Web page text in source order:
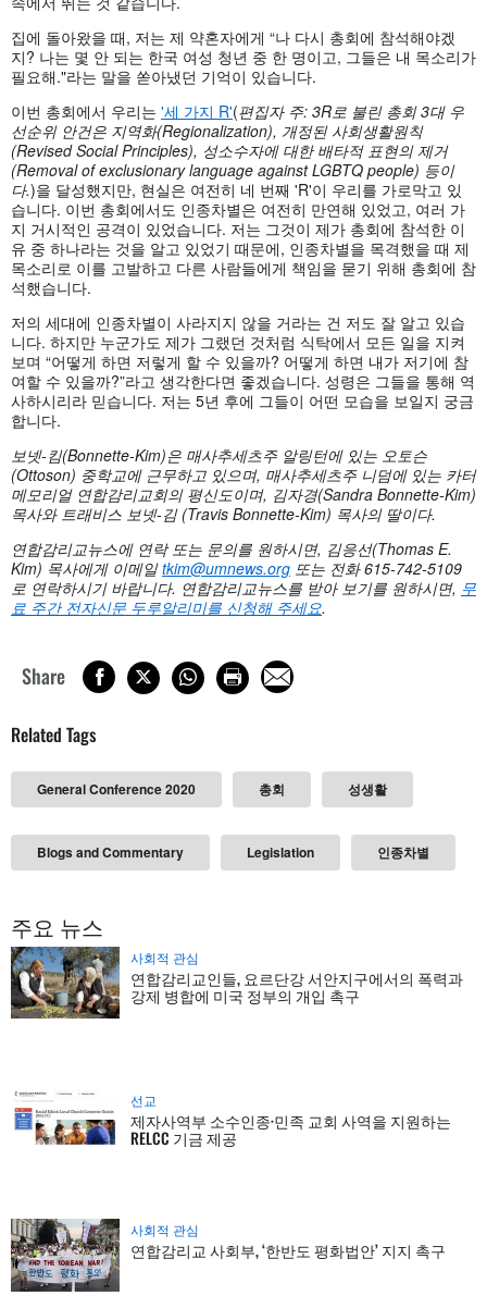
집에 돌아왔을 때, 저는 제 약혼자에게 “나 다시 총회에 참석해야겠
지? 나는 몇 안 되는 한국 여성 청년 중 한 명이고, 그들은 내 목소리가
필요해."라는 말을 쏟아냈던 기억이 있습니다.
이번 총회에서 우리는 '세 가지 R'(편집자 주: 3R로 불린 총회 3대 우
선순위 안건은 지역화(Regionalization), 개정된 사회생활원칙
(Revised Social Principles), 성소수자에 대한 배타적 표현의제거
(Removal of exclusionary language against LGBTQ people) 등이
다.)을 달성했지만, 현실은 여전히 네 번째 'R'이 우리를 가로막고 있
습니다. 이번 총회에서도 인종차별은 여전히 만연해 있었고, 여러 가
지 거시적인 공격이 있었습니다. 저는 그것이 제가 총회에 참석한 이
유 중 하나라는 것을 알고 있었기 때문에, 인종차별을 목격했을 때 제
목소리로 이를 고발하고 다른 사람들에게 책임을 묻기 위해 총회에 참
석했습니다.
저의 세대에 인종차별이 사라지지 않을 거라는 건 저도 잘 알고 있습
니다. 하지만 누군가도 제가 그랬던 것처럼 식탁에서 모든 일을 지켜
보며 “어떻게 하면 저렇게 할 수 있을까? 어떻게 하면 내가 저기에 참
여할 수 있을까?”라고 생각한다면 좋겠습니다. 성령은 그들을 통해 역
사하시리라 믿습니다. 저는 5년 후에 그들이 어떤 모습을 보일지 궁금
합니다.
보넷-킴(Bonnette-Kim)은 매사추세츠주 알링턴에 있는 오토슨
(Ottoson) 중학교에 근무하고 있으며, 매사추세츠주 니덤에 있는 카터
메모리얼 연합감리교회의 평신도이며, 김자경(Sandra Bonnette-Kim)
목사와 트래비스 보넷-김 (Travis Bonnette-Kim) 목사의 딸이다.
연합감리교뉴스에 연락 또는 문의를 원하시면, 김응선(Thomas E.
Kim) 목사에게 이메일tkim@umnews.org 또는 전화 615-742-5109
로 연락하시기 바랍니다. 연합감리교뉴스를 받아 보기를 원하시면, 무
료 주간 전자신문 두루알리미를 신청해 주세요.
Share
Related Tags
General Conference 2020 총회 성생활
Blogs and Commentary Legislation 인종차별
주요 뉴스
사회적 관심
연합감리교인들, 요르단강 서안지구에서의 폭력과
강제 병합에 미국 정부의 개입 촉구
선교
제자사역부 소수인종·민족 교회 사역을 지원하는
RELCC 기금 제공
사회적 관심
연합감리교 사회부, ‘한반도 평화법안’ 지지 촉구